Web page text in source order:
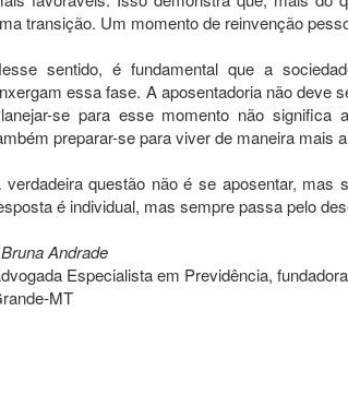
transição. Um momento de reinvenção
sentido, é fundamental que a
essa fase. A aposentadoria não deve
se para esse momento não significa
preparar-se para viver de maneira mais
verdadeira questão não é se aposentar,
é individual, mas sempre passa pelo
Andrade
Especialista em Previdência,
MT